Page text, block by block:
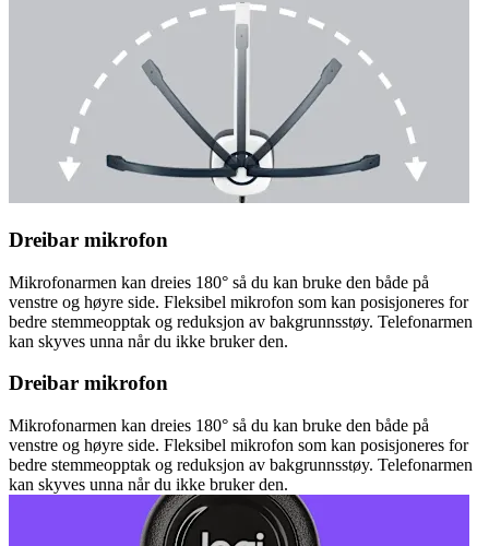
Dreibar mikrofon
Mikrofonarmen kan dreies 180° så du kan bruke den både på
venstre og høyre side. Fleksibel mikrofon som kan posisjoneres for
bedre stemmeopptak og reduksjon av bakgrunnsstøy. Telefonarmen
kan skyves unna når du ikke bruker den.
Dreibar mikrofon
Mikrofonarmen kan dreies 180° så du kan bruke den både på
venstre og høyre side. Fleksibel mikrofon som kan posisjoneres for
bedre stemmeopptak og reduksjon av bakgrunnsstøy. Telefonarmen
kan skyves unna når du ikke bruker den.